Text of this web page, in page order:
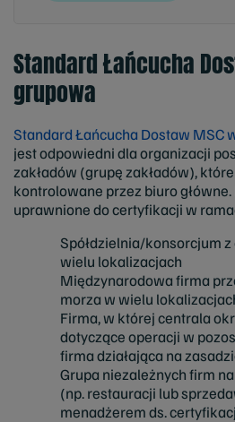
Standard Łańcucha
grupowa
Standard Łańcucha Dostaw MSC
jest odpowiedni dla organizacji
zakładów (grupę zakładów),
kontrolowane przez biuro
uprawnione do certyfikacji w
Spółdzielnia/konsorcjum
wielu lokalizacjach
Międzynarodowa firma
morza w wielu
Firma, w której centrala
dotyczące operacji w
firma działająca na
Grupa niezależnych firm
(np. restauracji lub
menadżerem ds.